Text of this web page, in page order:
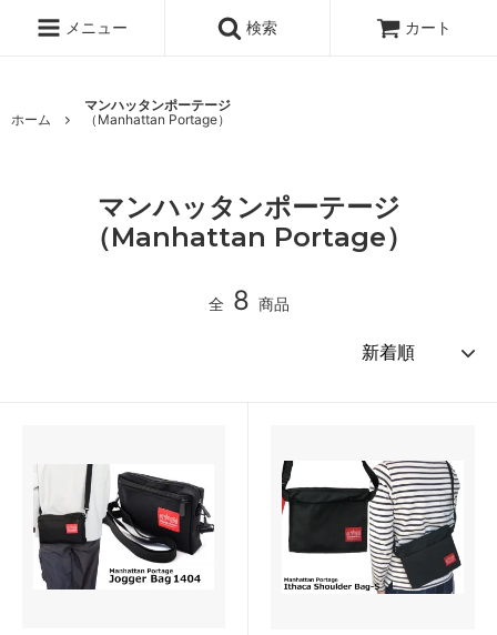
メニュー 検索 カート
ホーム
マンハッタンポーテージ
（Manhattan Portage）
マンハッタンポーテージ
（Manhattan Portage）
全 8 商品